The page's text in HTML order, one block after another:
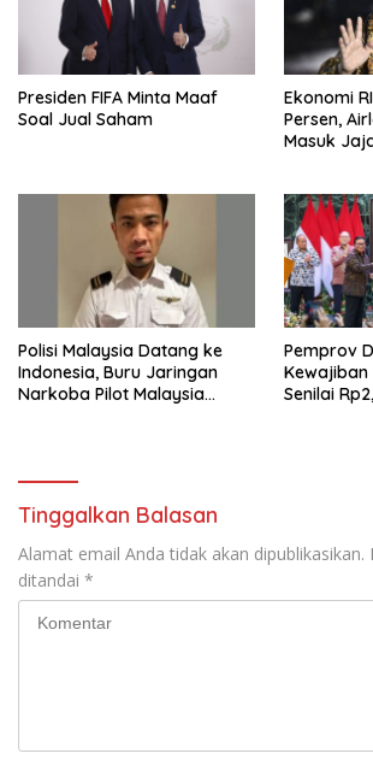
Presiden FIFA Minta Maaf
Soal Jual Saham
Ekonomi
Persen,
Masuk
Polisi Malaysia Datang ke
Indonesia, Buru Jaringan
Narkoba Pilot Malaysia
Pemprov
Kewajiban
Senilai
Tinggalkan Balasan
Alamat email Anda tidak akan dipublikasikan.
ditandai *